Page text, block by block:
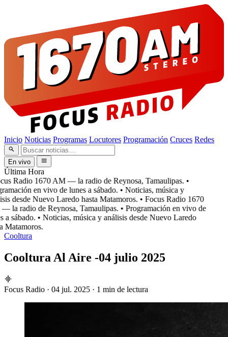
Inicio Noticias Programas Locutores Programación Cruces Redes
En vivo
Última Hora
Radio 1670 AM — la radio de Reynosa, Tamaulipas. •
en vivo de lunes a sábado. • Noticias, música y
desde Nuevo Laredo hasta Matamoros. • Focus Radio 1670
la radio de Reynosa, Tamaulipas. • Programación en vivo de
a sábado. • Noticias, música y análisis desde Nuevo Laredo
Matamoros.
Cooltura
Cooltura Al Aire -04 julio 2025
Focus Radio · 04 jul. 2025 · 1 min de lectura